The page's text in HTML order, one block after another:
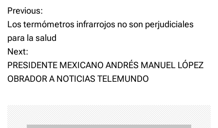
Católica. "Se necesita
fortaleza…
P
o
s
t
a
Previous:
Los termómetros infrarrojos no son perjudiciales
para la salud
Next:
PRESIDENTE MEXICANO ANDRÉS MANUEL LÓPEZ
OBRADOR A NOTICIAS TELEMUNDO